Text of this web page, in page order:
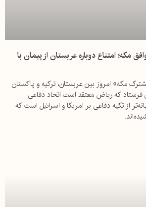
مکه؛ امتناع دوباره عربستان از پیمان با
مکه» امروز بین عربستان، ترکیه و پاکستان
فرستاد که ریاض معتقد است اتحاد دفاعی
از تکیه دفاعی بر آمریکا و اسرائیل است که